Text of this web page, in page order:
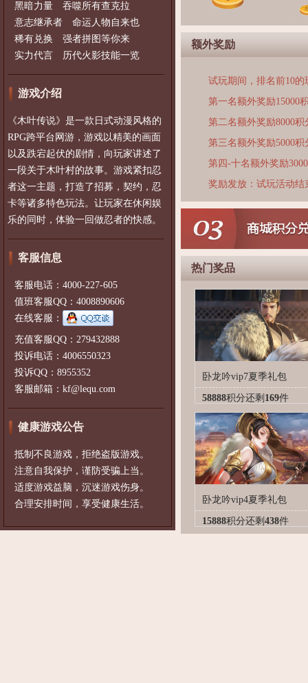
黑暗力量 吞噬所有查克拉
意志继承者 命运人物自来也
稀有兑换 强者拼图等你来
实力代言 历代火影技能一览
游戏介绍
《木叶传说》是一款日式动漫风格的
RPG跨平台网游，游戏以精美的画面
以及跌宕起伏的剧情，向玩家讲述了
一段关于木叶村的故事。游戏紧扣忍
者这一主题，打造了招募，契约，忍
卡等诸多特色玩法。让玩家在休闲娱
乐的同时，体验一回做忍者的快感。
客服信息
客服电话：4000-227-605
值班客服QQ：4008890606
在线客服：
充值客服QQ：279432888
投诉电话：4006550323
投诉QQ：8955352
客服邮箱：kf@lequ.com
健康游戏公告
抵制不良游戏，拒绝盗版游戏。
注意自我保护，谨防受骗上当。
适度游戏益脑，沉迷游戏伤身。
合理安排时间，享受健康生活。
额外奖励
试玩期间，排名前10
第一名额外奖励15000
第二名额外奖励8000积
第三名额外奖励5000积
第四-十名额外奖励
奖励发放：试玩活动
热门奖品
卧龙吟vip7夏季礼包
58888积分还剩 169件
卧龙吟vip4夏季礼包
15888积分还剩 438件